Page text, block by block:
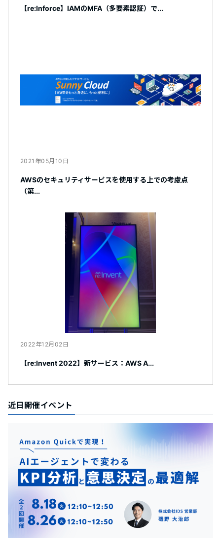
【re:Inforce】IAMのMFA（多要素認証）で...
2021年05月10日
AWSのセキュリティサービスを使用する上での考慮点
（第...
2022年12月02日
【re:Invent 2022】新サービス：AWS A...
近日開催イベント